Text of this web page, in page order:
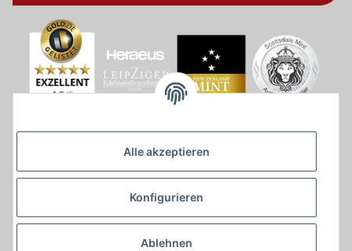
Alle akzeptieren
Konfigurieren
Ablehnen